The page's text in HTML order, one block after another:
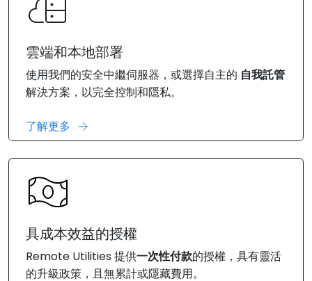
雲端和本地部署
使用我們的安全中繼伺服器，或選擇自主的 自我託管
解決方案，以完全控制和隱私。
了解更多
具成本效益的授權
Remote Utilities 提供一次性付款的授權，具有靈活
的升級政策，且無累計或隱藏費用。